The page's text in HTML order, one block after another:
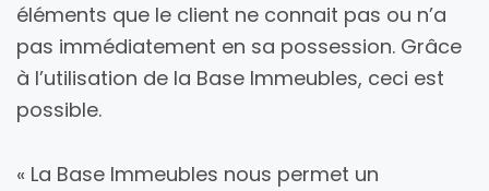
éléments que le client ne connait pas ou n’a
pas immédiatement en sa possession. Grâce
à l’utilisation de la Base Immeubles, ceci est
possible.
« La Base Immeubles nous permet un